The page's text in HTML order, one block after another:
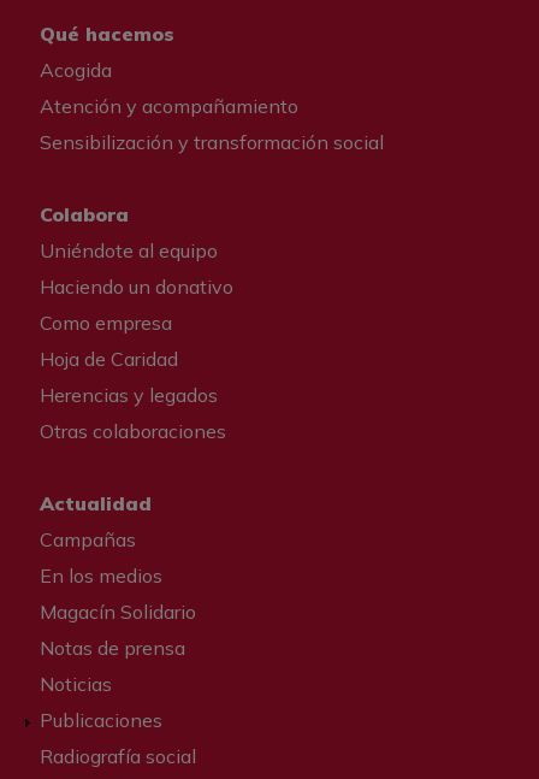
Qué hacemos
Acogida
Atención y acompañamiento
Sensibilización y transformación social
Colabora
Uniéndote al equipo
Haciendo un donativo
Como empresa
Hoja de Caridad
Herencias y legados
Otras colaboraciones
Actualidad
Campañas
En los medios
Magacín Solidario
Notas de prensa
Noticias
Publicaciones
Radiografía social